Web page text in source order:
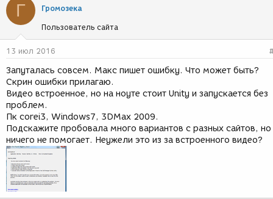
р
т
е
м
ы
с
з
д
и
я
Г Громозека
Пользователь сайта
13 июл 2016
Запуталась совсем. Макс пишет ошибку. Что может быть?
Скрин ошибки прилагаю.
Видео встроенное, но на ноуте стоит Unity и запускается без
проблем.
Пк corei3, Windows7, 3DMax 2009.
Подскажите пробовала много вариантов с разных сайтов, но
ничего не помогает. Неужели это из за встроенного видео?